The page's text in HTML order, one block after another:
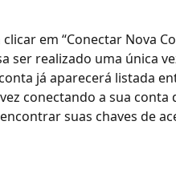
em “Conectar Nova
ser realizado uma única
já aparecerá listada
conectando a sua conta
suas chaves de